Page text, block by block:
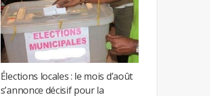
Élections locales : le mois d’août
s’annonce décisif pour la